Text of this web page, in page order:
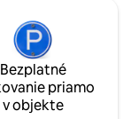
Bezplatné
priamo
v objekte